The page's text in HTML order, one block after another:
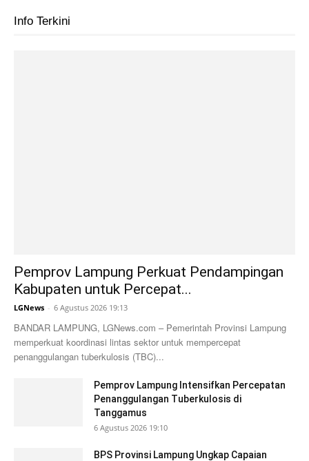
Info Terkini
Pemprov Lampung Perkuat Pendampingan
Kabupaten untuk Percepat...
LGNews - 6 Agustus 2026 19:13
BANDAR LAMPUNG, LGNews.com – Pemerintah Provinsi Lampung
memperkuat koordinasi lintas sektor untuk mempercepat
penanggulangan tuberkulosis (TBC)...
Pemprov Lampung Intensifkan Percepatan
Penanggulangan Tuberkulosis di
Tanggamus
6 Agustus 2026 19:10
BPS Provinsi Lampung Ungkap Capaian